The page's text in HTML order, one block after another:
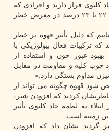
قرار دارند و افرادی که
دو تا سه فنجان در روز می نوشند، ۲۲ تا ۲۳ درصد در معرض خطر
که دلیل تأثیر قهوه بر خطر
ترکیبات فعال بیولوژیکی با
عبور خون و استفاده از
خوب کلیه و مقاومت در مقابل
مداوم بستگی دارد.»
شود قهوه چگونه می تواند از
کردند که افزودن شیر،
به لطمه حاد کلیوی تأثیر
زمینه است.
گردید نشان داد که افزودن